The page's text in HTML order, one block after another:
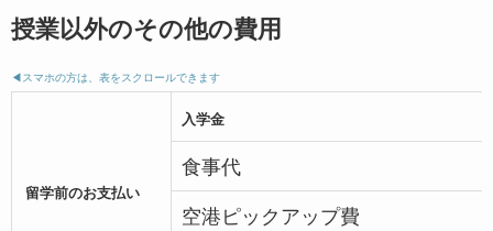
授業以外のその他の費用
◀︎スマホの方は、表をスクロールできます
留学前のお支払い
入学金
食事代
空港ピックアップ費